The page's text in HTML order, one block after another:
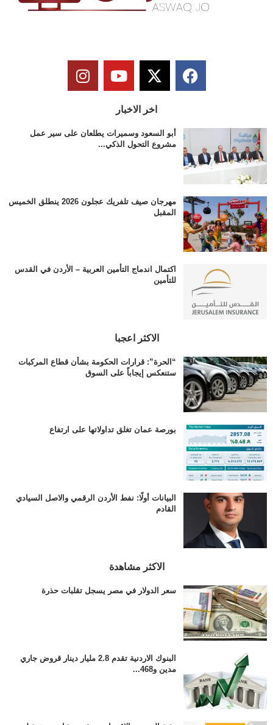
اخر الاخبار
أبو السعود وسميرات يطلعان على سير عمل
مشروع التحول الذكي...
مهرجان صيف تلفريك عجلون 2026 ينطلق الخميس
المقبل
اكتمال اندماج التأمين العربية – الأردن في القدس
للتأمين
الاكثر اعجبا
“الحرة”: قرارات الحكومة بشأن قطاع المركبات
ستنعكس إيجاباً على السوق
بورصة عمان تغلق تداولاتها على ارتفاع
البيانات أولًا: نفط الأردن الرقمي والاصل السيادي
القادم
الاكثر مشاهدة
سعر الدولار في مصر يسجل تقلبات حذرة
البنوك الاردنية تقدم 2.8 مليار دينار قروض جاري
مدين و468...